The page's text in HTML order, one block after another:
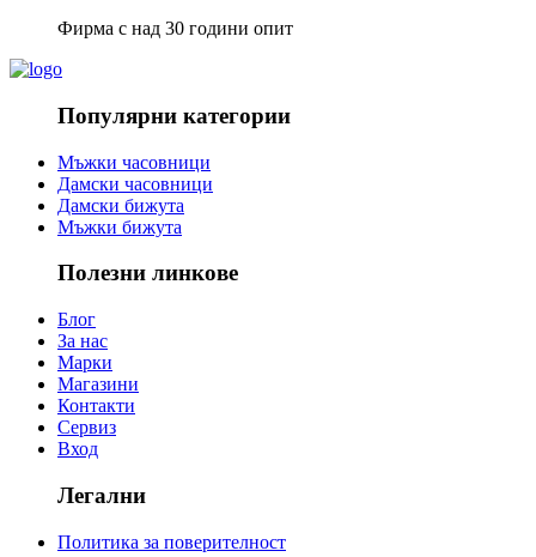
Фирма с над 30 години опит
Популярни категории
Мъжки часовници
Дамски часовници
Дамски бижута
Мъжки бижута
Полезни линкове
Блог
За нас
Марки
Магазини
Контакти
Сервиз
Вход
Легални
Политика за поверителност